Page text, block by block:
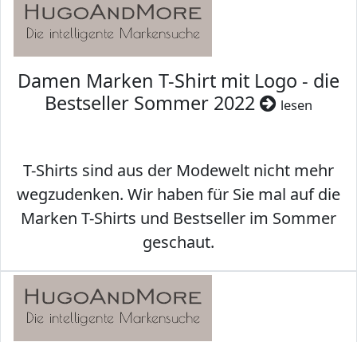
Damen Marken T-Shirt mit Logo - die
Bestseller Sommer 2022
lesen
T-Shirts sind aus der Modewelt nicht mehr
wegzudenken. Wir haben für Sie mal auf die
Marken T-Shirts und Bestseller im Sommer
geschaut.